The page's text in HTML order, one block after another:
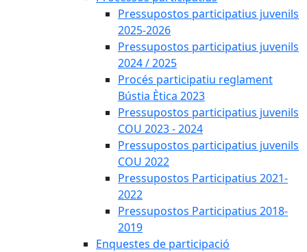
Pressupostos participatius juvenils
2025-2026
Pressupostos participatius juvenils
2024 / 2025
Procés participatiu reglament
Bústia Ètica 2023
Pressupostos participatius juvenils
COU 2023 - 2024
Pressupostos participatius juvenils
COU 2022
Pressupostos Participatius 2021-
2022
Pressupostos Participatius 2018-
2019
Enquestes de participació